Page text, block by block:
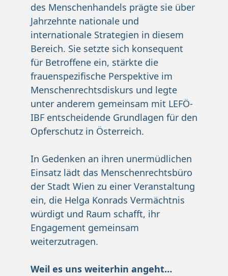
des Menschenhandels prägte sie über
Jahrzehnte nationale und
internationale Strategien in diesem
Bereich. Sie setzte sich konsequent
für Betroffene ein, stärkte die
frauenspezifische Perspektive im
Menschenrechtsdiskurs und legte
unter anderem gemeinsam mit LEFÖ-
IBF entscheidende Grundlagen für den
Opferschutz in Österreich.
In Gedenken an ihren unermüdlichen
Einsatz lädt das Menschenrechtsbüro
der Stadt Wien zu einer Veranstaltung
ein, die Helga Konrads Vermächtnis
würdigt und Raum schafft, ihr
Engagement gemeinsam
weiterzutragen.
Weil es uns weiterhin angeht…